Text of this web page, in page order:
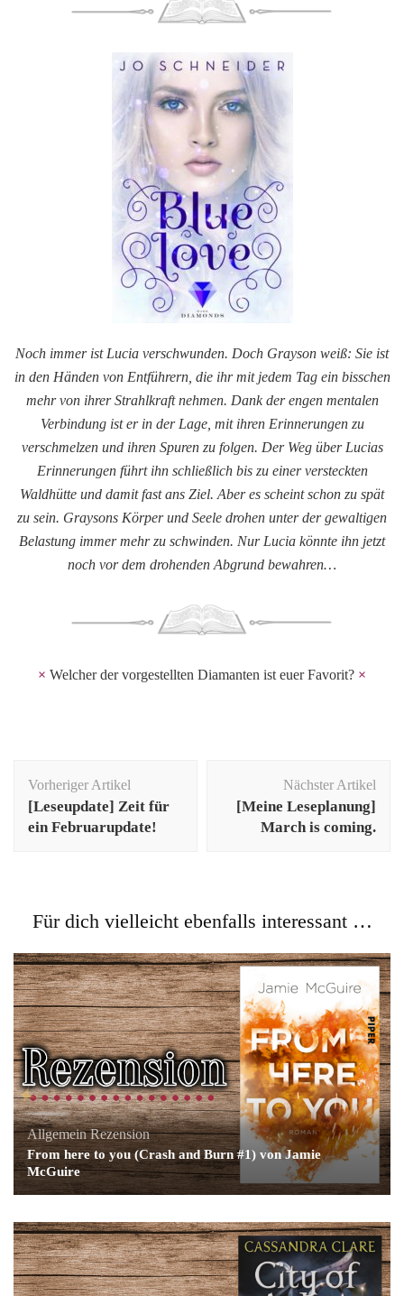
Noch immer ist Lucia verschwunden. Doch Grayson weiß: Sie ist
in den Händen von Entführern, die ihr mit jedem Tag ein bisschen
mehr von ihrer Strahlkraft nehmen. Dank der engen mentalen
Verbindung ist er in der Lage, mit ihren Erinnerungen zu
verschmelzen und ihren Spuren zu folgen. Der Weg über Lucias
Erinnerungen führt ihn schließlich bis zu einer versteckten
Waldhütte und damit fast ans Ziel. Aber es scheint schon zu spät
zu sein. Graysons Körper und Seele drohen unter der gewaltigen
Belastung immer mehr zu schwinden. Nur Lucia könnte ihn jetzt
noch vor dem drohenden Abgrund bewahren…
× Welcher der vorgestellten Diamanten ist euer Favorit? ×
Vorheriger Artikel
[Leseupdate] Zeit für
ein Februarupdate!
Nächster Artikel
[Meine Leseplanung]
March is coming.
Für dich vielleicht ebenfalls interessant …
Allgemein Rezension
From here to you (Crash and Burn #1) von Jamie
McGuire